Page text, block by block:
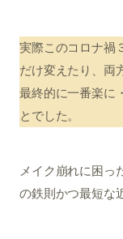
実際このコロナ禍
だけ変えたり、両
最終的に一番楽に
とでした。
メイク崩れに困っ
の鉄則かつ最短な